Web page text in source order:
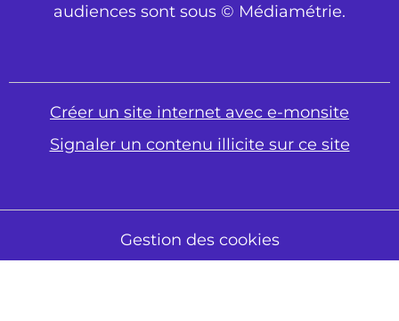
audiences sont sous © Médiamétrie.
Créer un site internet avec e-monsite
Signaler un contenu illicite sur ce site
Gestion des cookies